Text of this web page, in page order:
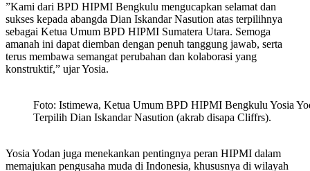
‎”Kami dari BPD HIPMI Bengkulu mengucapkan selamat dan
sukses kepada abangda Dian Iskandar Nasution atas terpilihnya
sebagai Ketua Umum BPD HIPMI Sumatera Utara. Semoga
amanah ini dapat diemban dengan penuh tanggung jawab, serta
terus membawa semangat perubahan dan kolaborasi yang
konstruktif,” ujar Yosia.
Foto: Istimewa, Ketua Umum BPD HIPMI Bengkulu Yosia
Terpilih Dian Iskandar Nasution (akrab disapa Cliffrs).
‎Yosia Yodan juga menekankan pentingnya peran HIPMI dalam
memajukan pengusaha muda di Indonesia, khususnya di wilayah